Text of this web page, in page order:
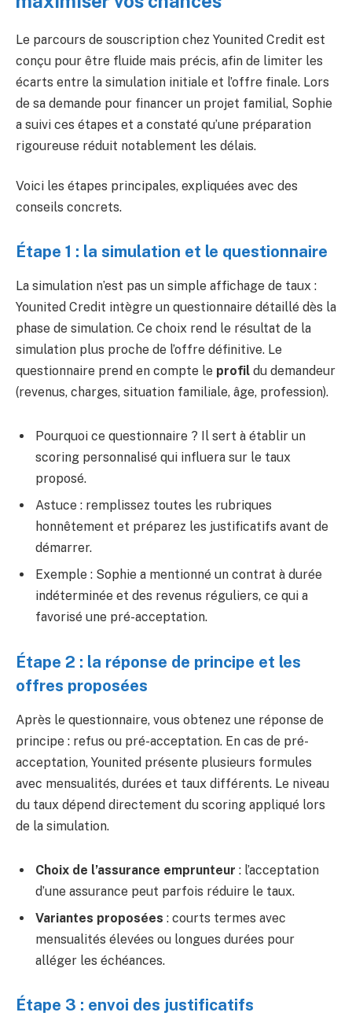
Le parcours de souscription chez Younited Credit est
conçu pour être fluide mais précis, afin de limiter les
écarts entre la simulation initiale et l’offre finale. Lors
de sa demande pour financer un projet familial, Sophie
a suivi ces étapes et a constaté qu’une préparation
rigoureuse réduit notablement les délais.
Voici les étapes principales, expliquées avec des
conseils concrets.
Étape 1 : la simulation et le questionnaire
La simulation n’est pas un simple affichage de taux :
Younited Credit intègre un questionnaire détaillé dès la
phase de simulation. Ce choix rend le résultat de la
simulation plus proche de l’offre définitive. Le
questionnaire prend en compte le profil du demandeur
(revenus, charges, situation familiale, âge, profession).
Pourquoi ce questionnaire ? Il sert à établir un
scoring personnalisé qui influera sur le taux
proposé.
Astuce : remplissez toutes les rubriques
honnêtement et préparez les justificatifs avant de
démarrer.
Exemple : Sophie a mentionné un contrat à durée
indéterminée et des revenus réguliers, ce qui a
favorisé une pré-acceptation.
Étape 2 : la réponse de principe et les
offres proposées
Après le questionnaire, vous obtenez une réponse de
principe : refus ou pré-acceptation. En cas de pré-
acceptation, Younited présente plusieurs formules
avec mensualités, durées et taux différents. Le niveau
du taux dépend directement du scoring appliqué lors
de la simulation.
Choix de l’assurance emprunteur : l’acceptation
d’une assurance peut parfois réduire le taux.
Variantes proposées : courts termes avec
mensualités élevées ou longues durées pour
alléger les échéances.
Étape 3 : envoi des justificatifs